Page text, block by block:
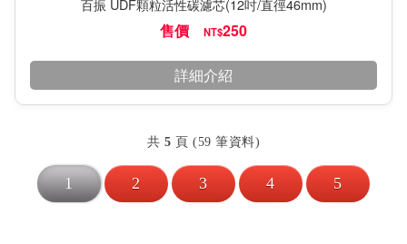
百振 UDF顆粒活性碳濾芯(12吋/直徑46mm)
售價 NT$250
詳細介紹
共 5 頁 (59 筆資料)
1 2 3 4 5